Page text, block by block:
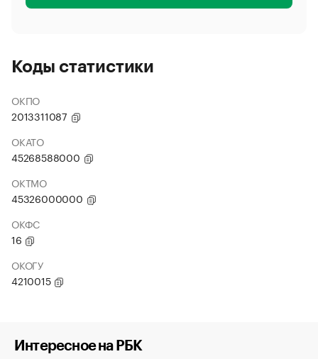
Коды статистики
ОКПО
2013311087
ОКАТО
45268588000
ОКТМО
45326000000
ОКФС
16
ОКОГУ
4210015
Интересное на РБК